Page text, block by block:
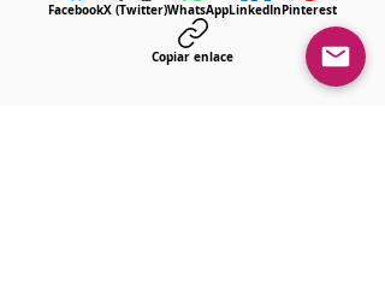
FacebookX (Twitter)WhatsAppLinkedInPinterest
Copiar enlace